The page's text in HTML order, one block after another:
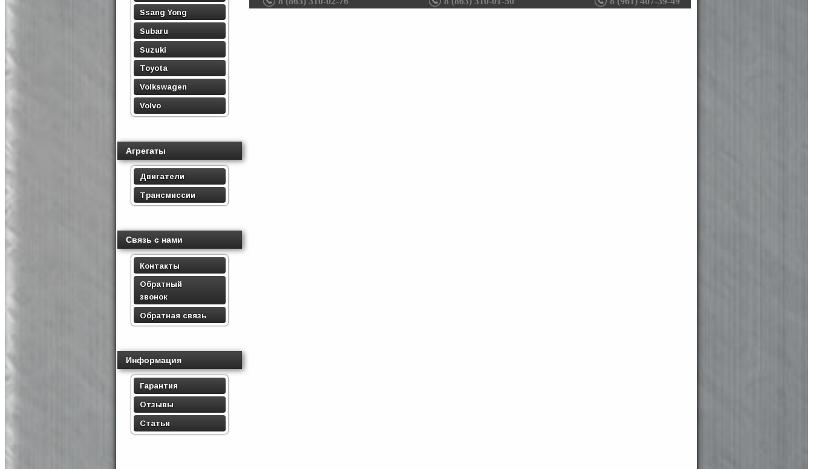
Ssang Yong
Subaru
Suzuki
Toyota
Volkswagen
Volvo
Агрегаты
Двигатели
Трансмиссии
Связь с нами
Контакты
Обратный
звонок
Обратная связь
Информация
Гарантия
Отзывы
Статьи